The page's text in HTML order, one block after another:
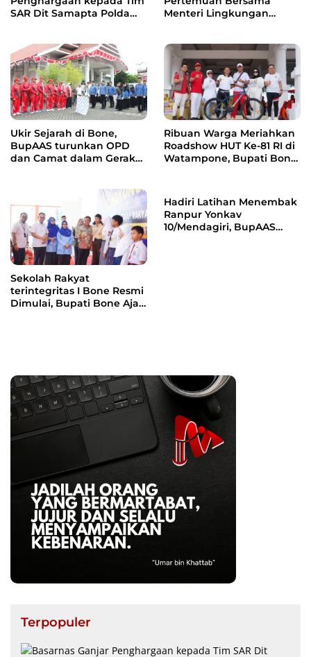
SAR Dit Samapta Polda
Menteri Lingkungan
PSEL
Ukir Sejarah di Bone,
BupAAS turunkan OPD
dan Camat dalam Gerak
Ribuan Warga Meriahkan
Roadshow HUT Ke-81 RI di
Watampone, Bupati Bone
Semangat Membangun
Daerah
Sekolah Rakyat
terintegritas I Bone Resmi
Dimulai, Bupati Bone Ajak
Hadiri Latihan Menembak
Ranpur Yonkav
10/Mendagiri, BupAAS
Terpopuler